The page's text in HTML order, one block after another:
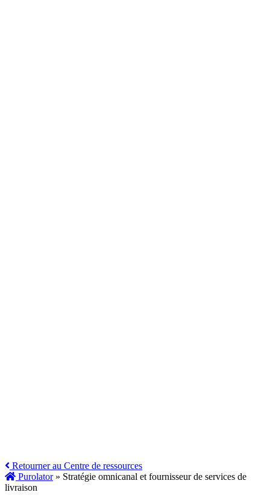
Retourner au Centre de ressources
Purolator» Stratégie omnicanal et fournisseur de services de
livraison